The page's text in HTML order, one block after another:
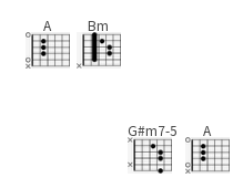
A Bm
G#m7-5 A